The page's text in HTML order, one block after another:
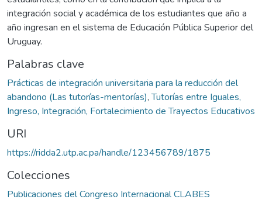
integración social y académica de los estudiantes que año a
año ingresan en el sistema de Educación Pública Superior del
Uruguay.
Palabras clave
Prácticas de integración universitaria para la reducción del
abandono (Las tutorías-mentorías),Tutorías entre Iguales,
Ingreso, Integración, Fortalecimiento de Trayectos Educativos
URI
https://ridda2.utp.ac.pa/handle/123456789/1875
Colecciones
Publicaciones del Congreso Internacional CLABES